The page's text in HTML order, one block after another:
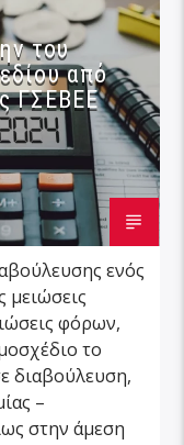
του
από
ΓΣΕΒΕΕ
ενός
μειώσεις
φόρων,
το
διαβούλευση,
–
στην άμεση